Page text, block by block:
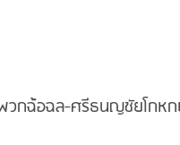
พวกฉ้อฉล-ศรีธนญชัยโกห